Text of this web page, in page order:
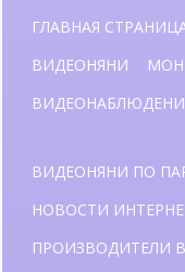
ГЛАВНАЯ
ВИДЕОНЯНИ
ВИДЕОНЯНИ ПО
НОВОСТИ
ПРОИЗВОДИТЕЛИ